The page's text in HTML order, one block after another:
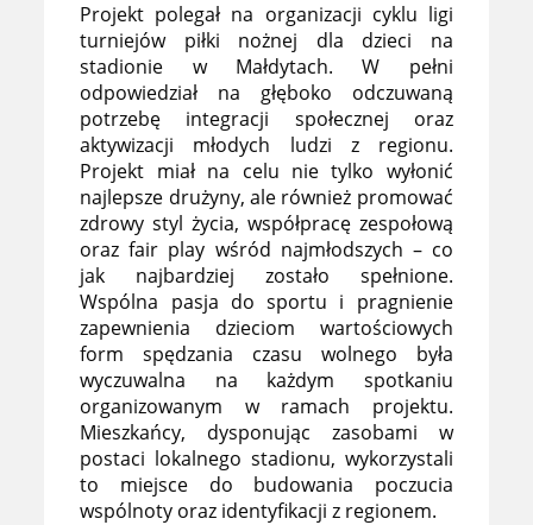
Projekt polegał na organizacji cyklu ligi
turniejów piłki nożnej dla dzieci na
stadionie w Małdytach. W pełni
odpowiedział na głęboko odczuwaną
potrzebę integracji społecznej oraz
aktywizacji młodych ludzi z regionu.
Projekt miał na celu nie tylko wyłonić
najlepsze drużyny, ale również promować
zdrowy styl życia, współpracę zespołową
oraz fair play wśród najmłodszych – co
jak najbardziej zostało spełnione.
Wspólna pasja do sportu i pragnienie
zapewnienia dzieciom wartościowych
form spędzania czasu wolnego była
wyczuwalna na każdym spotkaniu
organizowanym w ramach projektu.
Mieszkańcy, dysponując zasobami w
postaci lokalnego stadionu, wykorzystali
to miejsce do budowania poczucia
wspólnoty oraz identyfikacji z regionem.